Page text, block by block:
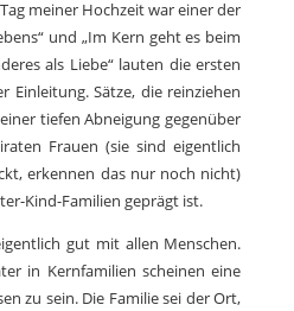
meiner Hochzeit war einer der
und „Im Kern geht es beim
als Liebe“ lauten die ersten
Einleitung. Sätze, die reinziehen
tiefen Abneigung gegenüber
Frauen (sie sind eigentlich
erkennen das nur noch nicht)
Kind-Familien geprägt ist.
gut mit allen Menschen.
in Kernfamilien scheinen eine
zu sein. Die Familie sei der Ort,